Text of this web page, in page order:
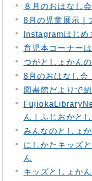
８月のおはなし
8月の児童展示｜
Instagramはじ
育児本コーナー
つがとしょかん
8月のおはなし会
図書館だよりで
ん｜ふじおかと
みんなのとしょ
にしかたキッズ
ん
キッズとしょか